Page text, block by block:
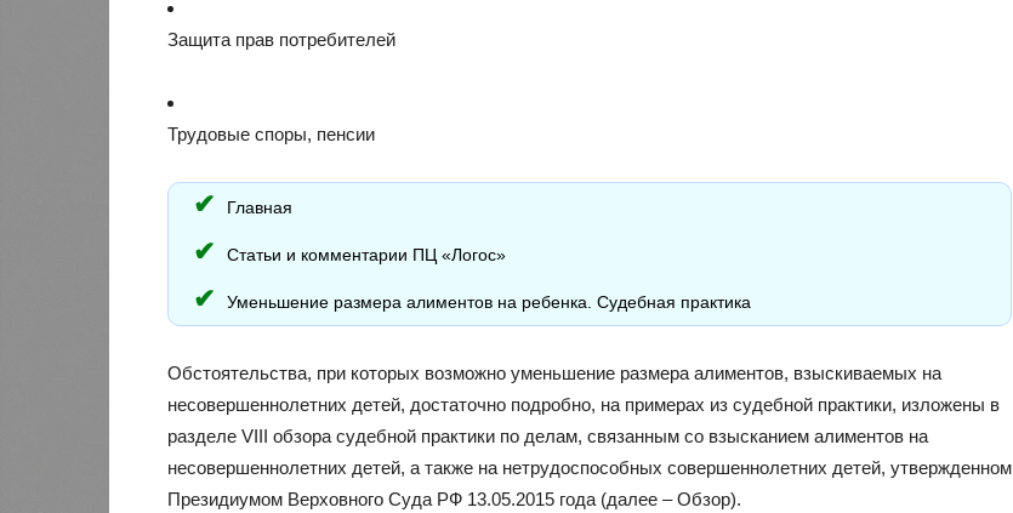
Защита прав потребителей
Трудовые споры, пенсии
Главная
Статьи и комментарии ПЦ «Логос»
Уменьшение размера алиментов на ребенка. Судебная практика
Обстоятельства, при которых возможно уменьшение размера алиментов, взыскиваемых на
несовершеннолетних детей, достаточно подробно, на примерах из судебной практики, изложены в
разделе VIII обзора судебной практики по делам, связанным со взысканием алиментов на
несовершеннолетних детей, а также на нетрудоспособных совершеннолетних детей, утвержденном
Президиумом Верховного Суда РФ 13.05.2015 года (далее – Обзор).